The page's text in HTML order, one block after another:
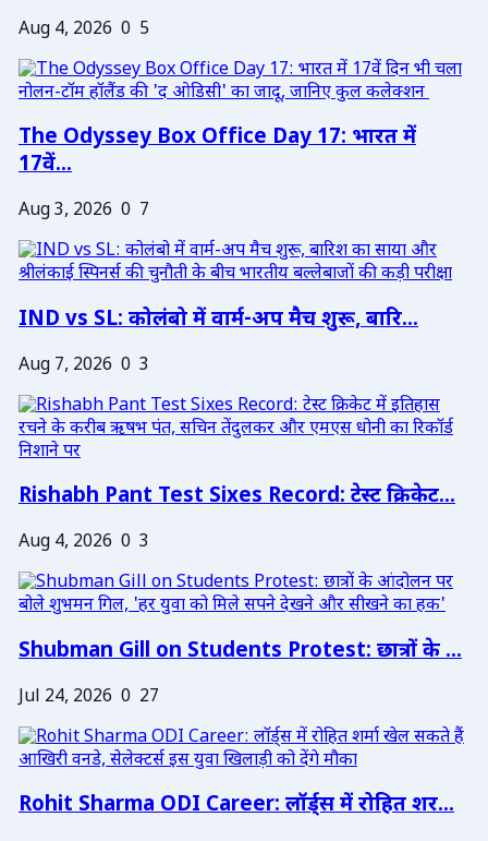
Aug 4, 2026 0 5
The Odyssey Box Office Day 17: भारत में
17वें...
Aug 3, 2026 0 7
IND vs SL: कोलंबो में वार्म-अप मैच शुरू, बारि...
Aug 7, 2026 0 3
Rishabh Pant Test Sixes Record: टेस्ट क्रिकेट...
Aug 4, 2026 0 3
Shubman Gill on Students Protest: छात्रों के ...
Jul 24, 2026 0 27
Rohit Sharma ODI Career: लॉर्ड्स में रोहित शर...